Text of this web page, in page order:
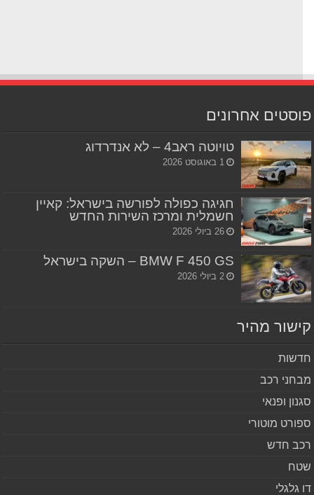
אחרונים
טויוטה ראב4 – לא אנדרדוג
1 באוגוסט 2026
חגיגה כפולה לפורשה בישראל: קאיין
חשמלית ומרכז השירות החדש
26 ביולי 2026
BMW F 450 GS – השקה בישראל
2 ביולי 2026
מהיר
רכב
ופנאי
מוטורי
חדש
גלגלי